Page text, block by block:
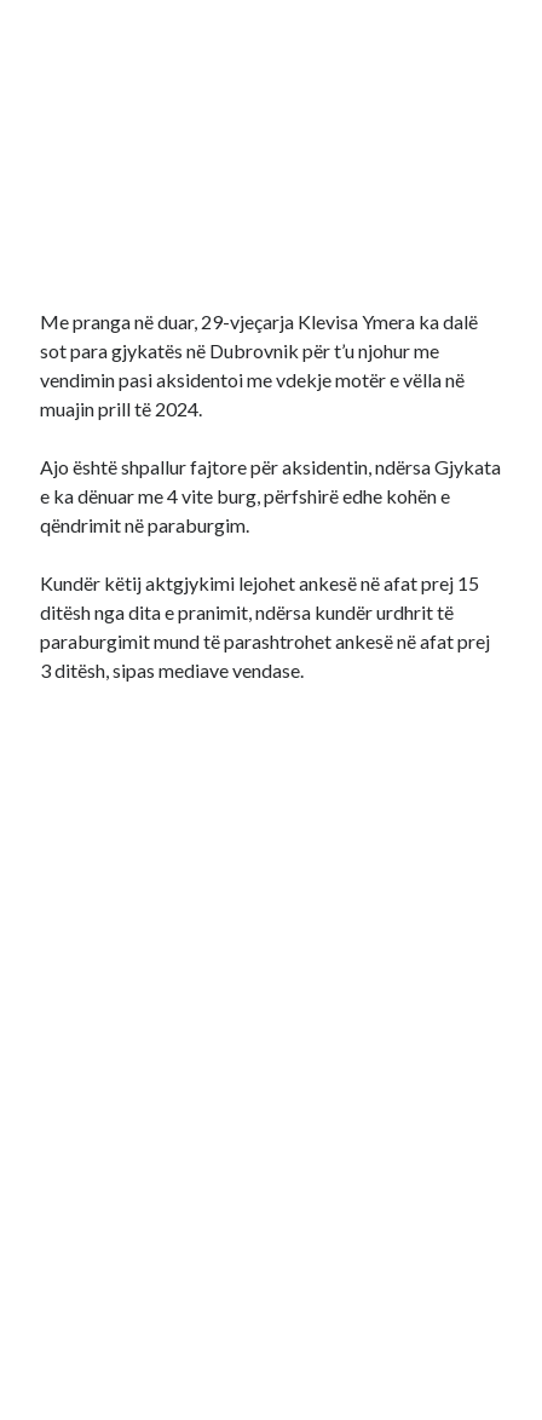
Me pranga në duar, 29-vjeçarja Klevisa Ymera ka dalë
sot para gjykatës në Dubrovnik për t’u njohur me
vendimin pasi aksidentoi me vdekje motër e vëlla në
muajin prill të 2024.
Ajo është shpallur fajtore për aksidentin, ndërsa Gjykata
e ka dënuar me 4 vite burg, përfshirë edhe kohën e
qëndrimit në paraburgim.
Kundër këtij aktgjykimi lejohet ankesë në afat prej 15
ditësh nga dita e pranimit, ndërsa kundër urdhrit të
paraburgimit mund të parashtrohet ankesë në afat prej